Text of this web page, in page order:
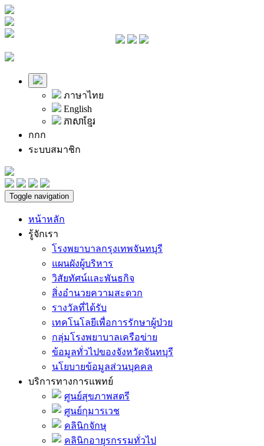
ภาษาไทย
English
ភាសាខ្មែរ
กกก
ระบบสมาชิก
Toggle navigation
หน้าหลัก
รู้จักเรา
โรงพยาบาลกรุงเทพจันทบุรี
แผนผังผู้บริหาร
วิสัยทัศน์และพันธกิจ
สิ่งอำนวยความสะดวก
รางวัลที่ได้รับ
เทคโนโลยีเพื่อการรักษาผู้ป่วย
กลุ่มโรงพยาบาลเครือข่าย
ข้อมูลทั่วไปของจังหวัดจันทบุรี
นโยบายข้อมูลส่วนบุคคล
บริการทางการแพทย์
ศูนย์สุขภาพสตรี
ศูนย์กุมารเวช
คลินิกจักษุ
คลินิกอายุรกรรมทั่วไป